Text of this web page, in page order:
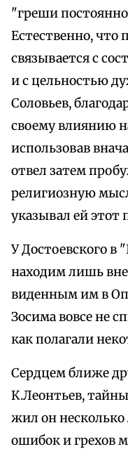
"греши
Естественно, что
связывается с
и с цельностью
Соловьев,
своему влиянию
использовав
отвел затем
религиозную
указывал ей этот
У Достоевского
находим лишь
виденным им в
Зосима вовсе не
как полагали
Сердцем ближе
К.Леонтьев,
жил он
ошибок и грехов